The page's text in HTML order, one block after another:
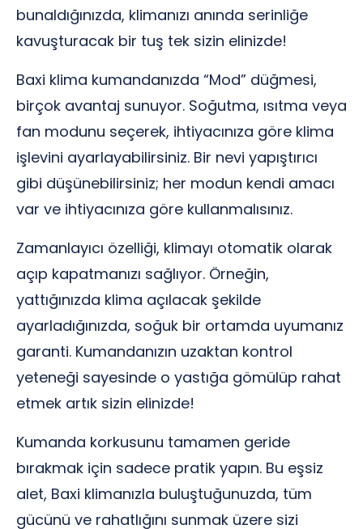
bunaldığınızda, klimanızı anında serinliğe
kavuşturacak bir tuş tek sizin elinizde!
Baxi klima kumandanızda “Mod” düğmesi,
birçok avantaj sunuyor. Soğutma, ısıtma veya
fan modunu seçerek, ihtiyacınıza göre klima
işlevini ayarlayabilirsiniz. Bir nevi yapıştırıcı
gibi düşünebilirsiniz; her modun kendi amacı
var ve ihtiyacınıza göre kullanmalısınız.
Zamanlayıcı özelliği, klimayı otomatik olarak
açıp kapatmanızı sağlıyor. Örneğin,
yattığınızda klima açılacak şekilde
ayarladığınızda, soğuk bir ortamda uyumanız
garanti. Kumandanızın uzaktan kontrol
yeteneği sayesinde o yastığa gömülüp rahat
etmek artık sizin elinizde!
Kumanda korkusunu tamamen geride
bırakmak için sadece pratik yapın. Bu eşsiz
alet, Baxi klimanızla buluştuğunuzda, tüm
gücünü ve rahatlığını sunmak üzere sizi